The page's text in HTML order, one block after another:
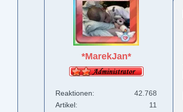
*MarekJan*
Reaktionen
42.768
Artikel
11